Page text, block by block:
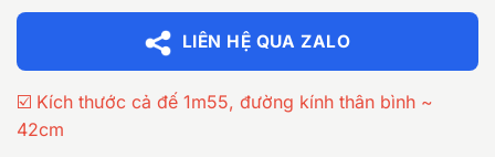
LIÊN HỆ QUA ZALO
☑️ Kích thước cả đế 1m55, đường kính thân bình ~
42cm